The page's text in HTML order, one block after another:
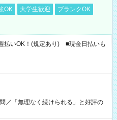
OK 大学生歓迎
ブランクOK
いOK！(規定あり) ■現金日払いも
／「無理なく続けられる」と好評の